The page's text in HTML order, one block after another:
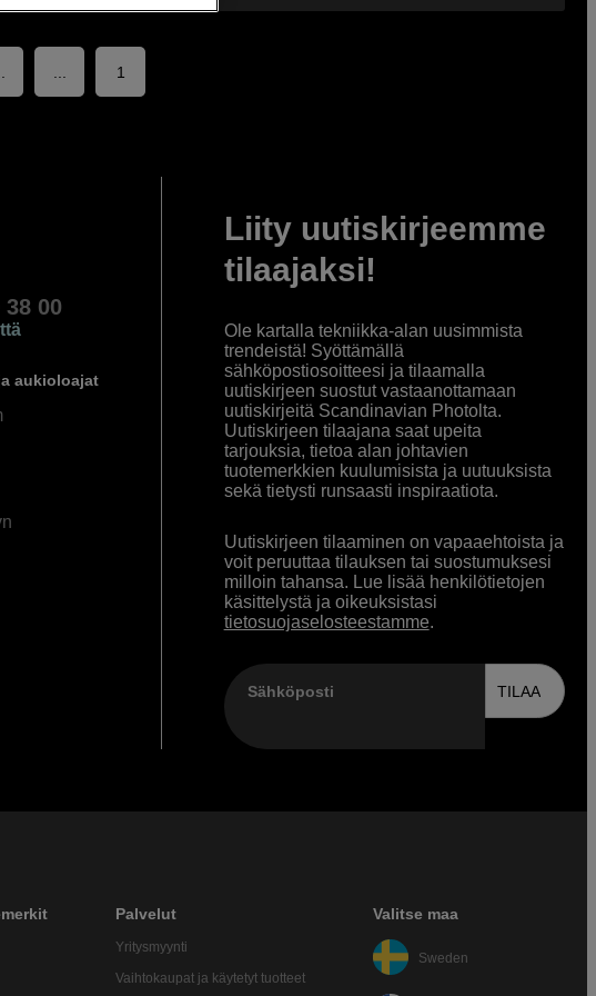
1
38 00
aukioloajat
Liity uutiskirjeemme
tilaajaksi!
Ole kartalla tekniikka-alan uusimmista
trendeistä! Syöttämällä
sähköpostiosoitteesi ja tilaamalla
uutiskirjeen suostut vastaanottamaan
uutiskirjeitä Scandinavian Photolta.
Uutiskirjeen tilaajana saat upeita
tarjouksia, tietoa alan johtavien
tuotemerkkien kuulumisista ja uutuuksista
sekä tietysti runsaasti inspiraatiota.
Uutiskirjeen tilaaminen on vapaaehtoista ja
voit peruuttaa tilauksen tai suostumuksesi
milloin tahansa. Lue lisää henkilötietojen
käsittelystä ja oikeuksistasi
tietosuojaselosteestamme.
Sähköposti TILAA
Palvelut
Yritysmyynti
Vaihtokaupat ja käytetyt tuotteet
Valitse maa
Sweden